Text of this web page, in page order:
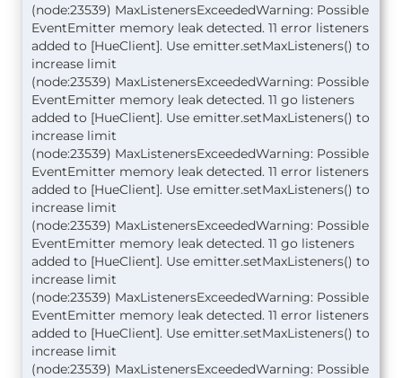
(node:23539) MaxListenersExceededWarning: Possible
EventEmitter memory leak detected. 11 error listeners
added to [HueClient]. Use emitter.setMaxListeners() to
increase limit
(node:23539) MaxListenersExceededWarning: Possible
EventEmitter memory leak detected. 11 go listeners
added to [HueClient]. Use emitter.setMaxListeners() to
increase limit
(node:23539) MaxListenersExceededWarning: Possible
EventEmitter memory leak detected. 11 error listeners
added to [HueClient]. Use emitter.setMaxListeners() to
increase limit
(node:23539) MaxListenersExceededWarning: Possible
EventEmitter memory leak detected. 11 go listeners
added to [HueClient]. Use emitter.setMaxListeners() to
increase limit
(node:23539) MaxListenersExceededWarning: Possible
EventEmitter memory leak detected. 11 error listeners
added to [HueClient]. Use emitter.setMaxListeners() to
increase limit
(node:23539) MaxListenersExceededWarning: Possible